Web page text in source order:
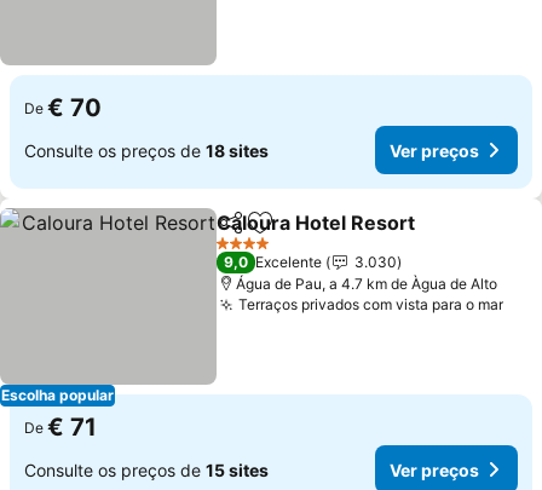
De € 70
Consulte os preços de 18 sites Ver preços
Escolha popular
PartilharAdicionar aos favoritos
Caloura Hotel Resort
4 Estrelas
9,0 Excelente
3.030
Água de Pau, a 4.7 km de Àgua de Alto
Terraços privados com vista para o mar
De € 71
Consulte os preços de 15 sites Ver preços